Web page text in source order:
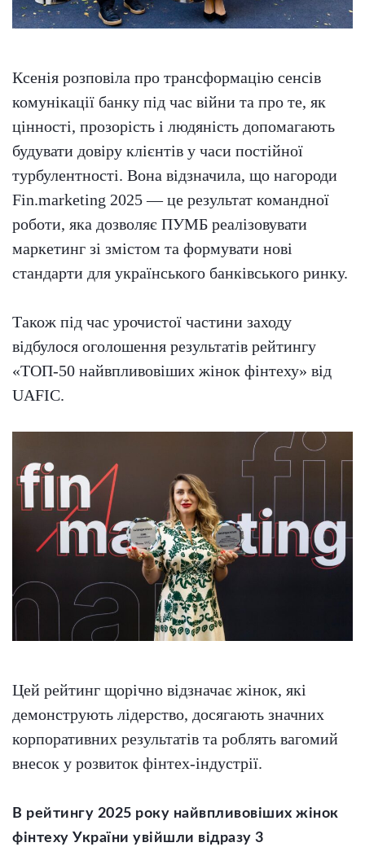
Ксенія розповіла про трансформацію сенсів
комунікації банку під час війни та про те, як
цінності, прозорість і людяність допомагають
будувати довіру клієнтів у часи постійної
турбулентності. Вона відзначила, що нагороди
Fin.marketing 2025 — це результат командної
роботи, яка дозволяє ПУМБ реалізовувати
маркетинг зі змістом та формувати нові
стандарти для українського банківського ринку.
Також під час урочистої частини заходу
відбулося оголошення результатів рейтингу
«ТОП-50 найвпливовіших жінок фінтеху» від
UAFIC.
Цей рейтинг щорічно відзначає жінок, які
демонструють лідерство, досягають значних
корпоративних результатів та роблять вагомий
внесок у розвиток фінтех-індустрії.
В рейтингу 2025 року найвпливовіших жінок
фінтеху України увійшли відразу 3